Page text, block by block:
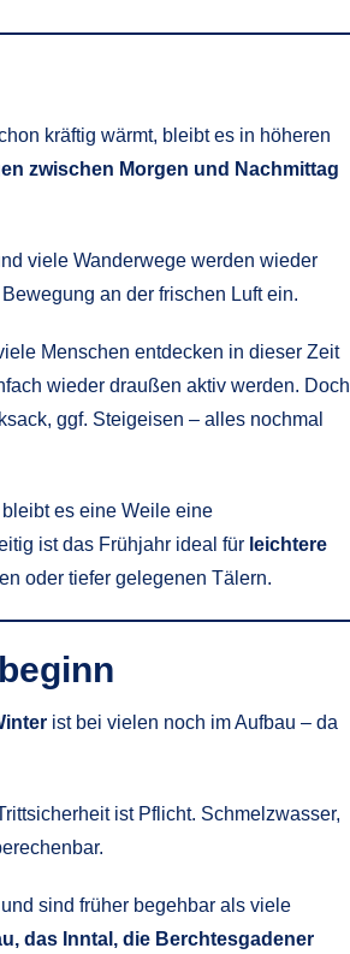
kräftig wärmt, bleibt es in höheren
zwischen Morgen und Nachmittag
viele Wanderwege werden wieder
an der frischen Luft ein.
Menschen entdecken in dieser Zeit
wieder draußen aktiv werden. Doch
ggf. Steigeisen – alles nochmal
es eine Weile eine
ist das Frühjahr ideal für leichtere
oder tiefer gelegenen Tälern.
ist bei vielen noch im Aufbau – da
ist Pflicht. Schmelzwasser,
sind früher begehbar als viele
das Inntal, die Berchtesgadener